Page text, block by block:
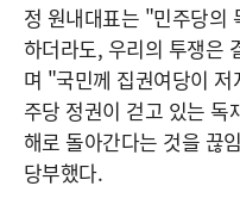
정 원내대표는 "민주당의
하더라도, 우리의 투쟁은
며 "국민께 집권여당이
주당 정권이 걷고 있는 독
해로 돌아간다는 것을 끊
당부했다.